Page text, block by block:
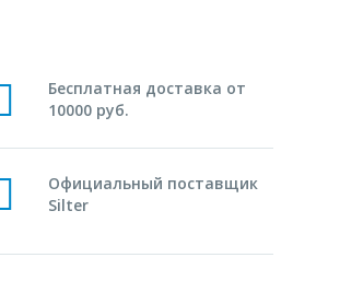
Бесплатная доставка от
10000 руб.
Официальный поставщик
Silter